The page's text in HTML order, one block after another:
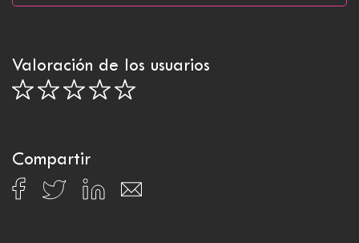
Valoración de los usuarios
Compartir